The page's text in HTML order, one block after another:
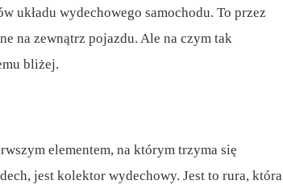
układu wydechowego samochodu. To przez
na zewnątrz pojazdu. Ale na czym tak
bliżej.
elementem, na którym trzyma się
jest kolektor wydechowy. Jest to rura, która